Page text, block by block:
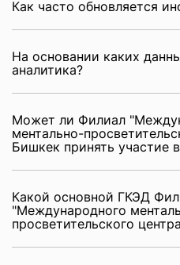
Как часто обновляется
На основании каких
аналитика?
Может ли Филиал
ментально-
Бишкек принять участие
Какой основной ГКЭД
"Международного
просветительского